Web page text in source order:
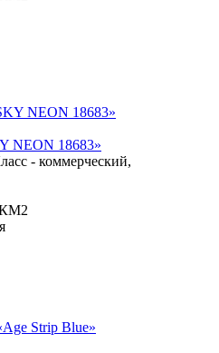
NEON 18683»
- коммерческий,